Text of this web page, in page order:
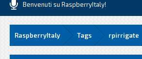
Benvenuti su RaspberryItaly!
RaspberryItaly Tags rpirrigate